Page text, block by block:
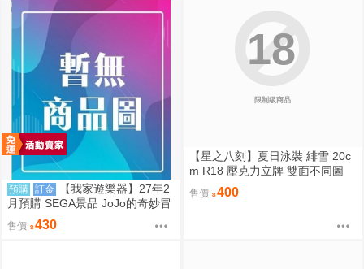
預購 訂金
【我家遊樂器】27年2
月預購 SEGA景品 JoJo的奇妙冒
險 石之海 XrossLinkMAX 神父 恩
里克·普奇
售價 430
限制級商品
18
【星之八刻】夏日泳裝 緋雪 20c
m R18 壓克力立牌 雙面不同圖
鳴潮【FF47場前預購】{宅即門}
售價 400